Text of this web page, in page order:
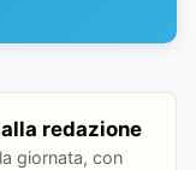
redazione
giornata, con